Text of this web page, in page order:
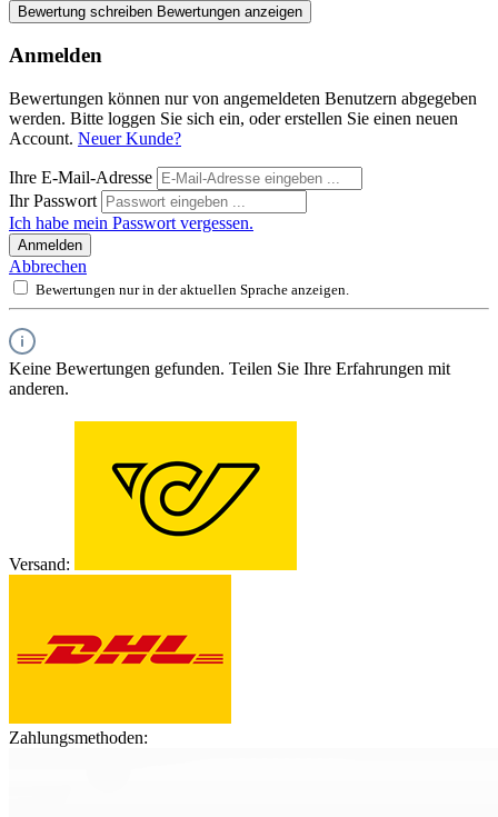
Bewertung schreiben Bewertungen anzeigen
Anmelden
Bewertungen können nur von angemeldeten Benutzern abgegeben
werden. Bitte loggen Sie sich ein, oder erstellen Sie einen neuen
Account. Neuer Kunde?
Ihre E-Mail-Adresse
Ihr Passwort
Ich habe mein Passwort vergessen.
Anmelden
Abbrechen
Bewertungen nur in der aktuellen Sprache anzeigen.
Keine Bewertungen gefunden. Teilen Sie Ihre Erfahrungen mit
anderen.
Versand:
Zahlungsmethoden: